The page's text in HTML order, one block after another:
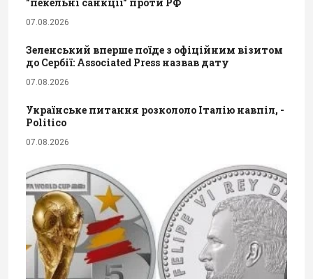
"пекельні санкції" проти РФ
07.08.2026
Зеленський вперше поїде з офіційним візитом
до Сербії: Associated Press назвав дату
07.08.2026
Українське питання розкололо Італію навпіл, -
Politico
07.08.2026